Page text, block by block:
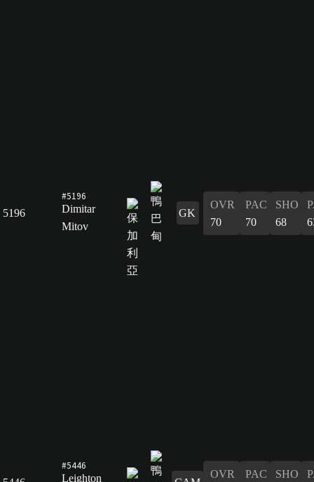
5196
#5196
Dimitar
Mitov
GK
OVR
70
PAC
70
SHO
68
#5446
Leighton
OVR
PAC
SHO